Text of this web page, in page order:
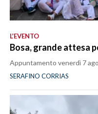
L’EVENTO
Bosa, grande attesa
Appuntamento venerdì 7
SERAFINO CORRIAS